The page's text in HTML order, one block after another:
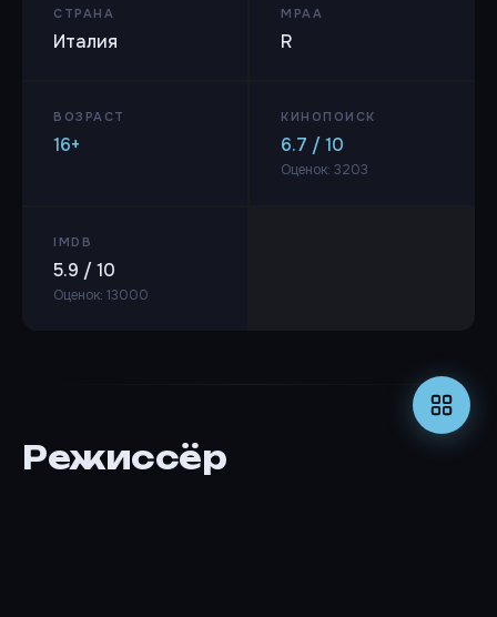
СТРАНА
Италия
MPAA
R
ВОЗРАСТ
16+
КИНОПОИСК
6.7 / 10
Оценок: 3203
IMDB
5.9 / 10
Оценок: 13000
Режиссёр